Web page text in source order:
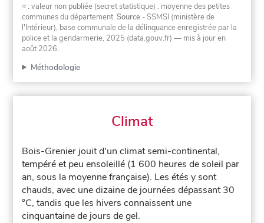
≈ : valeur non publiée (secret statistique) : moyenne des petites
communes du département.Source - SSMSI (ministère de
l'Intérieur), base communale de la délinquance enregistrée par la
police et la gendarmerie, 2025 (data.gouv.fr) — mis à jour en
août 2026.
Méthodologie
Climat
Bois-Grenier jouit d'un climat semi-continental,
tempéré et peu ensoleillé (1 600 heures de soleil par
an, sous la moyenne française). Les étés y sont
chauds, avec une dizaine de journées dépassant 30
°C, tandis que les hivers connaissent une
cinquantaine de jours de gel.